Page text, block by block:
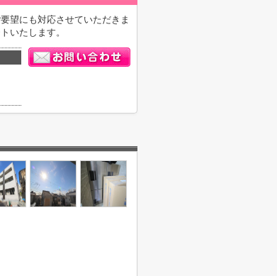
望にも対応させていただきま
いたします。